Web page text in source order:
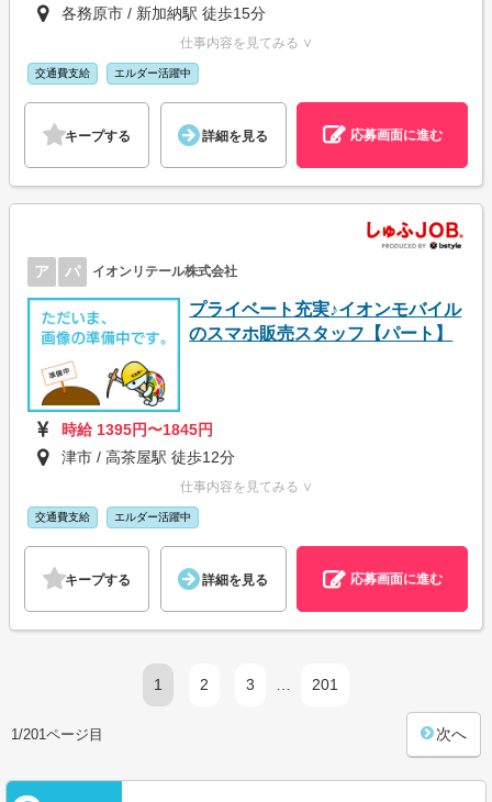
各務原市 / 新加納駅 徒歩15分
仕事内容を見てみる ∨
交通費支給 エルダー活躍中
キープする 詳細を見る 応募画面に進む
ア パ イオンリテール株式会社
プライベート充実♪イオンモバイル
のスマホ販売スタッフ【パート】
時給 1395円〜1845円
津市 / 高茶屋駅 徒歩12分
仕事内容を見てみる ∨
交通費支給 エルダー活躍中
キープする 詳細を見る 応募画面に進む
1 2 3 201
1/201ページ目 次へ